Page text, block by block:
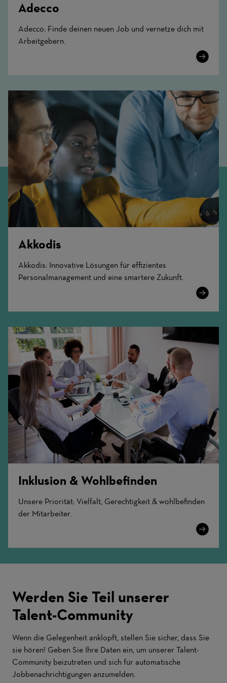
Adecco
Adecco: Finde deinen neuen Job und vernetze dich mit
Arbeitgebern.
Learn
Akkodis
Akkodis: Innovative Lösungen für effizientes
Personalmanagement und eine smartere Zukunft.
Learn
Inklusion & Wohlbefinden
Unsere Priorität: Vielfalt, Gerechtigkeit & wohlbefinden
der Mitarbeiter.
Learn
Werden Sie Teil unserer
Talent-Community
Wenn die Gelegenheit anklopft, stellen Sie sicher, dass Sie
sie hören! Geben Sie Ihre Daten ein, um unserer Talent-
Community beizutreten und sich für automatische
Jobbenachrichtigungen anzumelden.